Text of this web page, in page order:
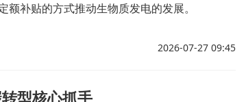
额补贴的方式推动生物质发电的发展。
2026-07-27 09:45
型核心抓手